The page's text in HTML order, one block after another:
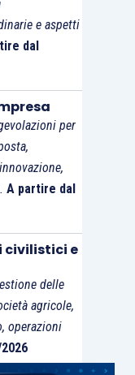
e aspetti
dal
per
A partire dal
civilistici e
delle
agricole,
operazioni